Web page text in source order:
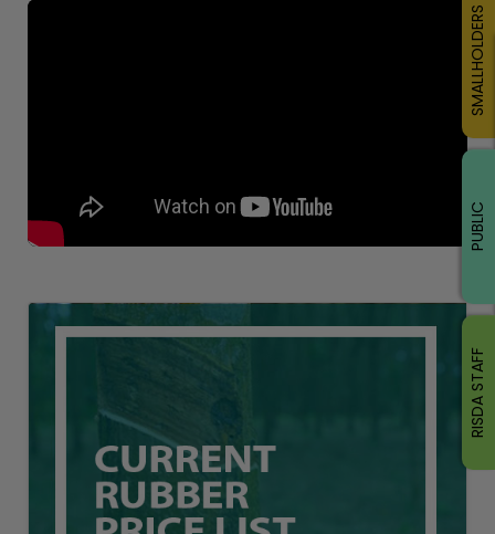
RISDA STAFF
SMALLHOLDERS
PUBLIC